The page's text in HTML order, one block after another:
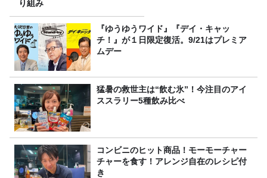
り組み
『ゆうゆうワイド』『デイ・キャッ
チ！』が１日限定復活。9/21はプレミア
ムデー
猛暑の救世主は“飲む氷”！今注目のアイ
ススラリー5種飲み比べ
コンビニのヒット商品！モーモーチャー
チャーを食す！アレンジ自在のレシピ付
き